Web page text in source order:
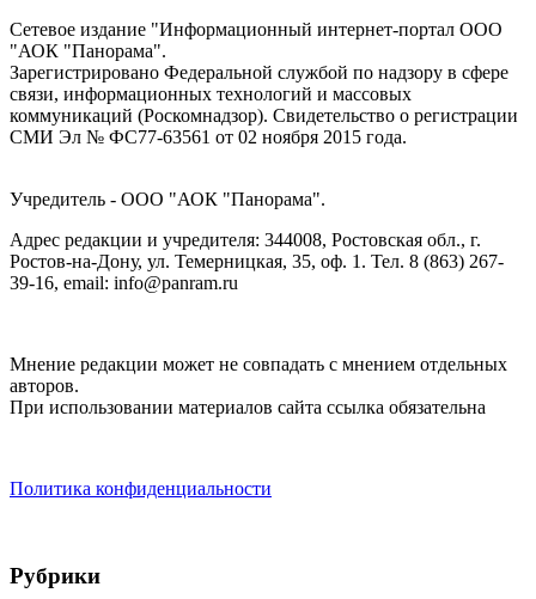
Сетевое издание "Информационный интернет-портал ООО
"АОК "Панорама".
Зарегистрировано Федеральной службой по надзору в сфере
связи, информационных технологий и массовых
коммуникаций (Роскомнадзор). Cвидетельство о регистрации
СМИ Эл № ФС77-63561 от 02 ноября 2015 года.
Учредитель - ООО "АОК "Панорама".
Адрес редакции и учредителя: 344008, Ростовская обл., г.
Ростов-на-Дону, ул. Темерницкая, 35, оф. 1. Тел. 8 (863) 267-
39-16, email: info@panram.ru
Мнение редакции может не совпадать с мнением отдельных
авторов.
При использовании материалов сайта ссылка обязательна
Политика конфиденциальности
Рубрики